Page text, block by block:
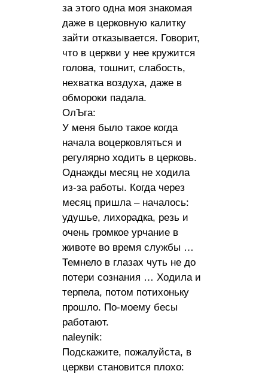
за этого одна моя знакомая
даже в церковную калитку
зайти отказывается. Говорит,
что в церкви у нее кружится
голова, тошнит, слабость,
нехватка воздуха, даже в
обмороки падала.
ОлЪга:
У меня было такое когда
начала воцерковляться и
регулярно ходить в церковь.
Однажды месяц не ходила
из-за работы. Когда через
месяц пришла – началось:
удушье, лихорадка, резь и
очень громкое урчание в
животе во время службы …
Темнело в глазах чуть не до
потери сознания … Ходила и
терпела, потом потихоньку
прошло. По-моему бесы
работают.
naleynik:
Подскажите, пожалуйста, в
церкви становится плохо: